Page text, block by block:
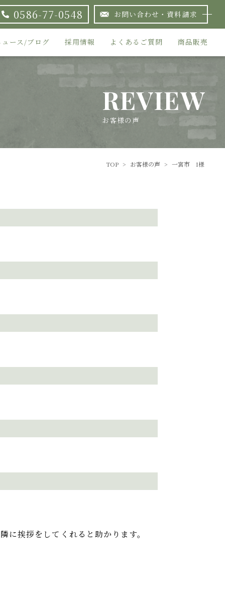
0586-77-0548 お問い合わせ・資料請求
ュース/ブログ 採用情報 よくあるご質問 商品販売
REVIEW
お客様の声
TOP > お客様の声 > 一宮市 I様
に挨拶をしてくれると助かります。